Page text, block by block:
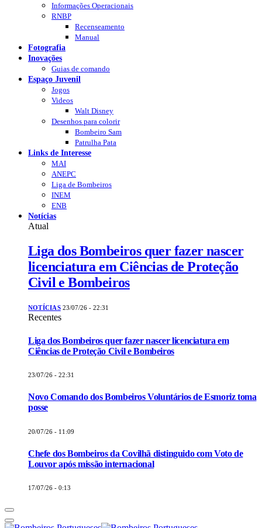
Informações Operacionais
RNBP
Recenseamento
Manual
Fotografia
Inovações
Guias de comando
Espaço Juvenil
Jogos
Videos
Walt Disney
Desenhos para colorir
Bombeiro Sam
Patrulha Pata
Links de Interesse
MAI
ANEPC
Liga de Bombeiros
INEM
ENB
Notícias
Atual
Liga dos Bombeiros quer fazer nascer
licenciatura em Ciências de Proteção
Civil e Bombeiros
NOTÍCIAS 23/07/26 - 22:31
Recentes
Liga dos Bombeiros quer fazer nascer licenciatura em
Ciências de Proteção Civil e Bombeiros
23/07/26 - 22:31
Novo Comando dos Bombeiros Voluntários de Esmoriz toma
posse
20/07/26 - 11:09
Chefe dos Bombeiros da Covilhã distinguido com Voto de
Louvor após missão internacional
17/07/26 - 0:13